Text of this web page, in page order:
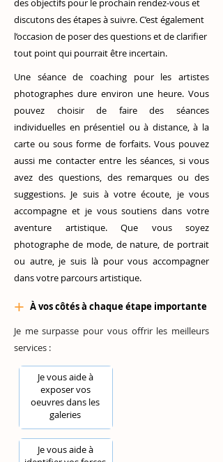
des objectifs pour le prochain rendez-vous et
discutons des étapes à suivre. C’est également
l’occasion de poser des questions et de clarifier
tout point qui pourrait être incertain.
Une séance de coaching pour les artistes
photographes dure environ une heure. Vous
pouvez choisir de faire des séances
individuelles en présentiel ou à distance, à la
carte ou sous forme de forfaits. Vous pouvez
aussi me contacter entre les séances, si vous
avez des questions, des remarques ou des
suggestions. Je suis à votre écoute, je vous
accompagne et je vous soutiens dans votre
aventure artistique. Que vous soyez
photographe de mode, de nature, de portrait
ou autre, je suis là pour vous accompagner
dans votre parcours artistique.
Je me surpasse pour vous offrir les meilleurs
services :
+ À vos côtés à chaque étape importante
Je vous aide à
exposer vos
oeuvres dans les
galeries
Je vous aide à